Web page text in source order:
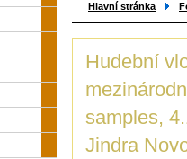
Hlavní stránka
Hudební
samples,
Jindra